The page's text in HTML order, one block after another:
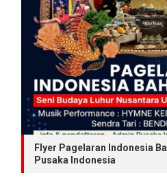
Flyer Pagelaran Indonesia
Pusaka Indonesia